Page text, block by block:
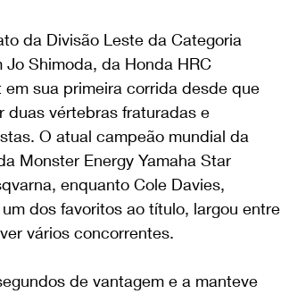
da Divisão Leste da Categoria
Shimoda, da Honda HRC
sua primeira corrida desde que
duas vértebras fraturadas e
O atual campeão mundial da
Monster Energy Yamaha Star
enquanto Cole Davies,
dos favoritos ao título, largou entre
vários concorrentes.
de vantagem e a manteve